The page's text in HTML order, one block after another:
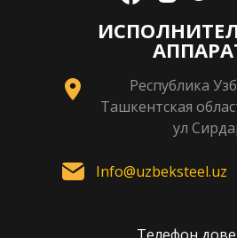
Республика
Ташкентская
ул
Info@uzbeksteel.uz